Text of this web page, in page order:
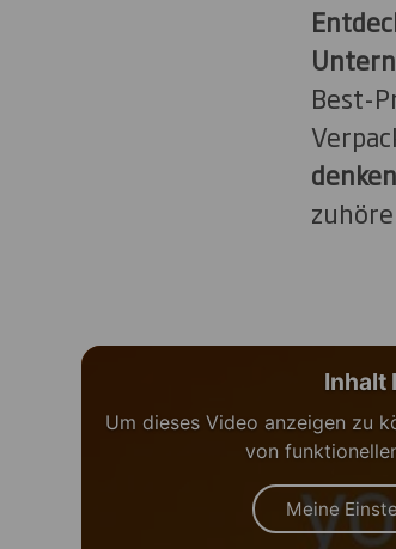
Best-
denken
Inhalt
Um dieses Video anzeigen zu
von
Meine